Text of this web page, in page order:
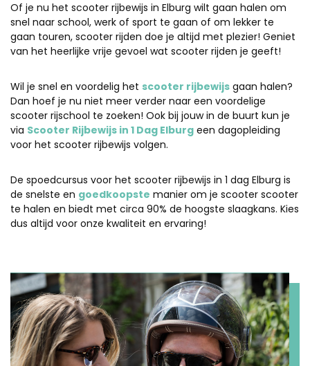
Of je nu het scooter rijbewijs in Elburg wilt gaan halen om
snel naar school, werk of sport te gaan of om lekker te
gaan touren, scooter rijden doe je altijd met plezier! Geniet
van het heerlijke vrije gevoel wat scooter rijden je geeft!
Wil je snel en voordelig het scooter rijbewijs gaan halen?
Dan hoef je nu niet meer verder naar een voordelige
scooter rijschool te zoeken! Ook bij jouw in de buurt kun je
via Scooter Rijbewijs in 1 Dag Elburg een dagopleiding
voor het scooter rijbewijs volgen.
De spoedcursus voor het scooter rijbewijs in 1 dag Elburg is
de snelste en goedkoopste manier om je scooter scooter
te halen en biedt met circa 90% de hoogste slaagkans. Kies
dus altijd voor onze kwaliteit en ervaring!